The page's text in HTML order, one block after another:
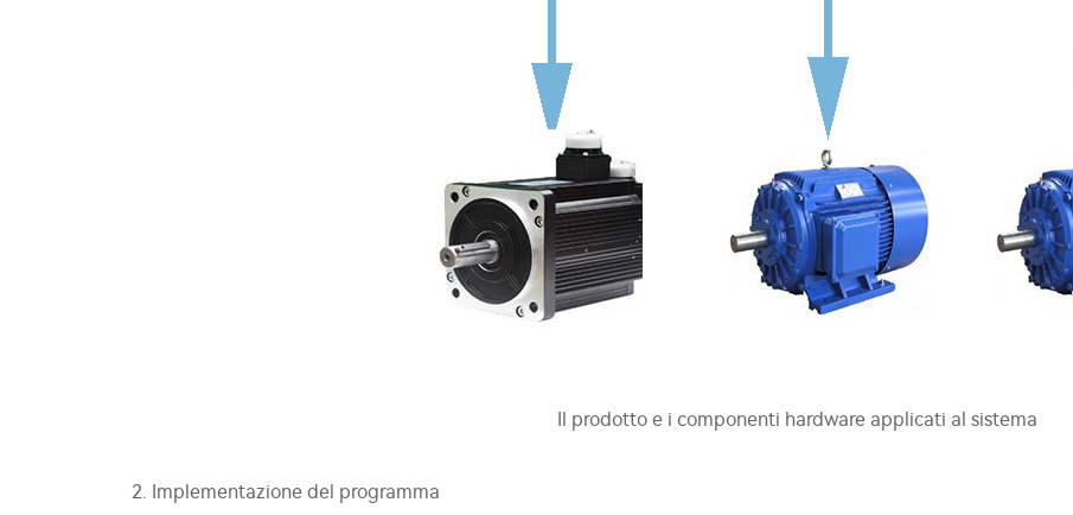
Il prodotto e i componenti hardware applicati al sistema
2. Implementazione del programma